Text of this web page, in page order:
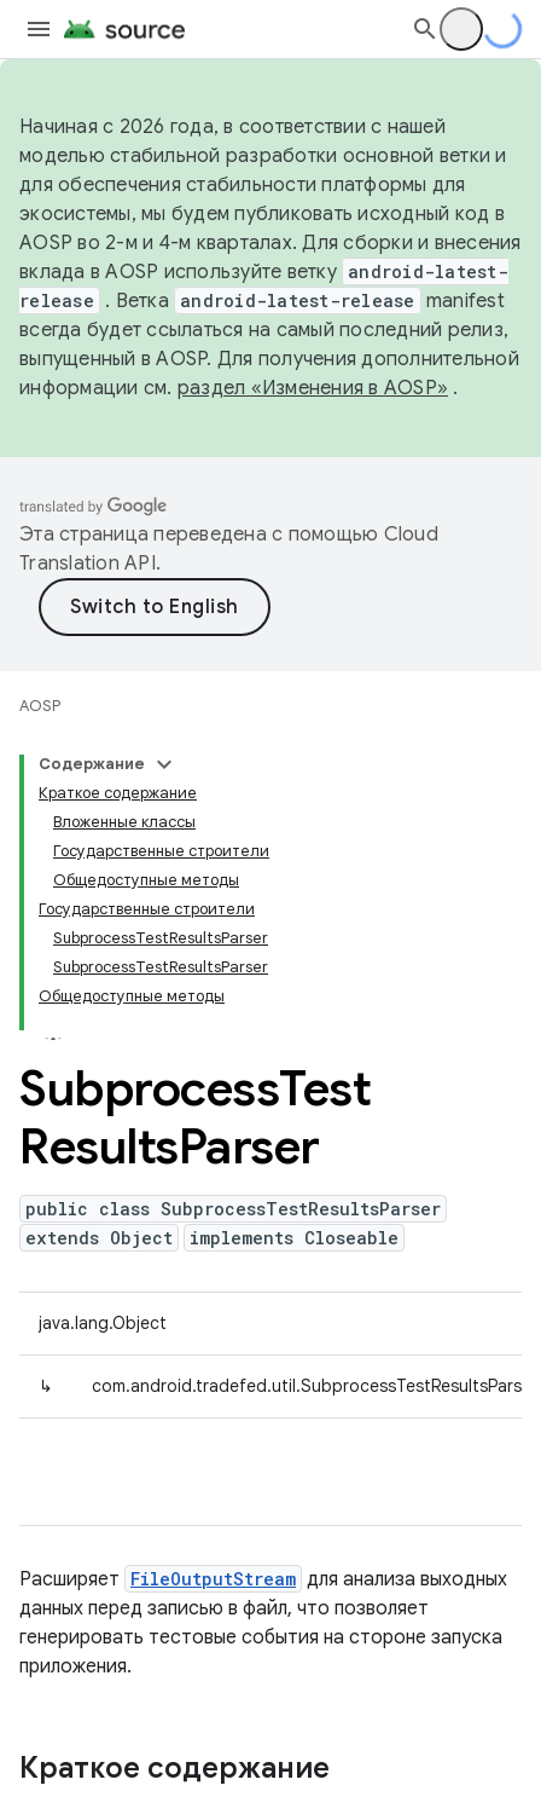
Начиная с 2026 года, в соответствии с нашей
моделью стабильной разработки основной ветки и
для обеспечения стабильности платформы для
экосистемы, мы будем публиковать исходный код в
AOSP во 2-м и 4-м кварталах. Для сборки и внесения
вклада в AOSP используйте ветку android-latest-
release . Ветка android-latest-release manifest
всегда будет ссылаться на самый последний релиз,
выпущенный в AOSP. Для получения дополнительной
информации см. раздел «Изменения в AOSP» .
Эта страница переведена с помощью Cloud
Translation API.
AOSP
Содержание
Краткое содержание
Вложенные классы
Государственные строители
Общедоступные методы
Государственные строители
SubprocessTestResultsParser
SubprocessTestResultsParser
Общедоступные методы
SubprocessTest
ResultsParser
public class SubprocessTestResultsParser
extends Object
implements Closeable
java.lang.Object
↳ com.android.tradefed.util.SubprocessTestResultsParser
Расширяет FileOutputStream для анализа выходных
данных перед записью в файл, что позволяет
генерировать тестовые события на стороне запуска
приложения.
Краткое содержание